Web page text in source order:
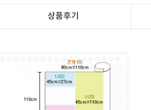
상품후기